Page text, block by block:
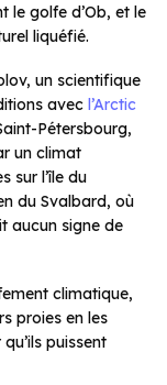
le golfe d’Ob, et le
liquéfié.
un scientifique
avec l’Arctic
Pétersbourg,
un climat
sur l’île du
du Svalbard, où
aucun signe de
climatique,
proies en les
puissent